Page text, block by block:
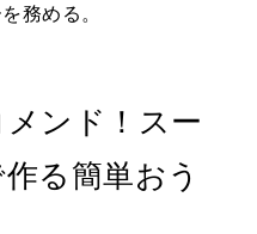
務める。
ンド！スー
る簡単おう